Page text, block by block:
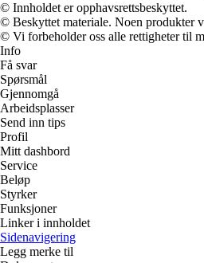
© Innholdet er opphavsrettsbeskyttet.
© Beskyttet materiale. Noen produkter
© Vi forbeholder oss alle rettigheter til
Info
Få svar
Spørsmål
Gjennomgå
Arbeidsplasser
Send inn tips
Profil
Mitt dashbord
Service
Beløp
Styrker
Funksjoner
Linker i innholdet
Sidenavigering
Legg merke til